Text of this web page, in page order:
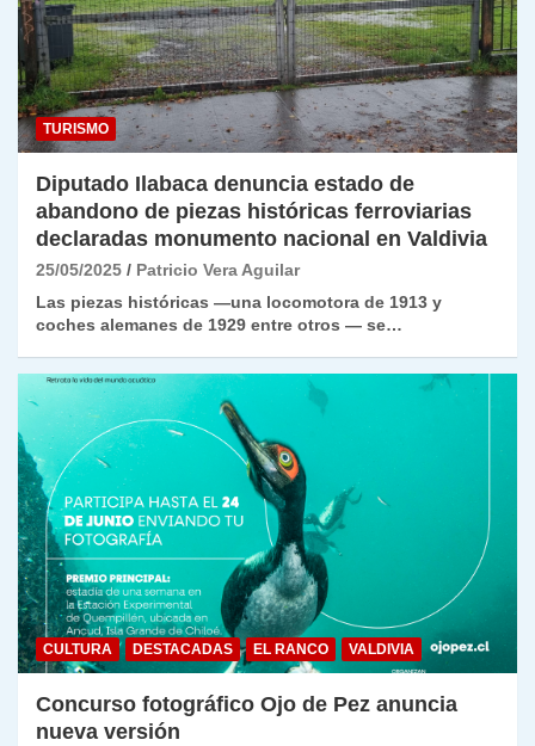
TURISMO
Diputado Ilabaca denuncia estado de
abandono de piezas históricas ferroviarias
declaradas monumento nacional en Valdivia
25/05/2025
Patricio Vera Aguilar
Las piezas históricas —una locomotora de 1913 y
coches alemanes de 1929 entre otros — se…
CULTURA DESTACADAS EL RANCO VALDIVIA
Concurso fotográfico Ojo de Pez anuncia
nueva versión